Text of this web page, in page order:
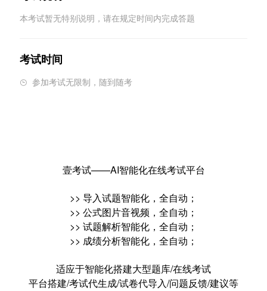
本考试暂无特别说明，请在规定时间内完成答题
考试时间
 参加考试无限制，随到随考
壹考试——AI智能化在线考试平台
>> 导入试题智能化，全自动；
>> 公式图片音视频，全自动；
>> 试题解析智能化，全自动；
>> 成绩分析智能化，全自动；
适应于智能化搭建大型题库/在线考试
平台搭建/考试代生成/试卷代导入/问题反馈/建议等